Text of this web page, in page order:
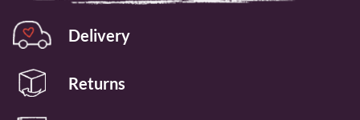
Delivery
Returns